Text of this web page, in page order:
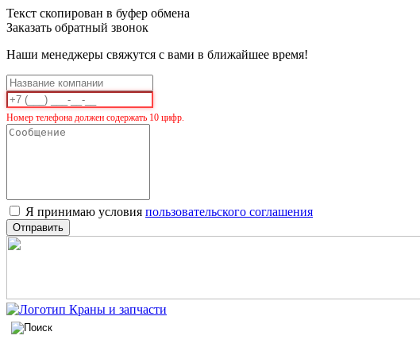
Текст скопирован в буфер обмена
Заказать обратный звонок
Наши менеджеры свяжутся с вами в ближайшее время!
Номер телефона должен содержать 10 цифр.
Я принимаю условия пользовательского соглашения
Отправить